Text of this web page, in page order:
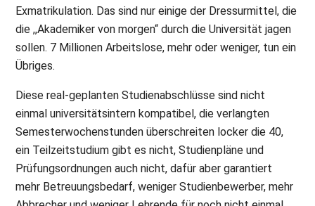
Exmatrikulation. Das sind nur einige der Dressurmittel, die
die ,,Akademiker von morgen“ durch die Universität jagen
sollen. 7 Millionen Arbeitslose, mehr oder weniger, tun ein
Übriges.
Diese real-geplanten Studienabschlüsse sind nicht
einmal universitätsintern kompatibel, die verlangten
Semesterwochenstunden überschreiten locker die 40,
ein Teilzeitstudium gibt es nicht, Studienpläne und
Prüfungsordnungen auch nicht, dafür aber garantiert
mehr Betreuungsbedarf, weniger Studienbewerber, mehr